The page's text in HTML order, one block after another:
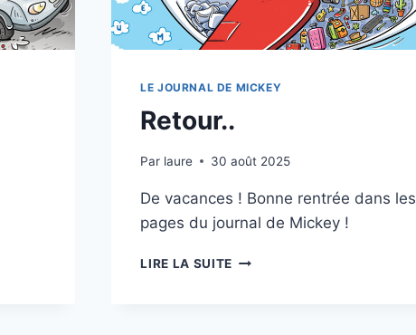
LE JOURNAL DE MICKEY
Retour..
Par laure 30 août 2025
De vacances ! Bonne rentrée dans les
pages du journal de Mickey !
LIRE LA SUITE RETOUR..